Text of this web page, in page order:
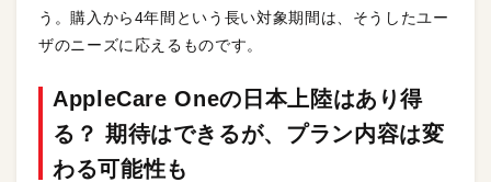
う。購入から4年間という長い対象期間は、そうしたユー
ザのニーズに応えるものです。
AppleCare Oneの日本上陸はあり得
る？ 期待はできるが、プラン内容は変
わる可能性も